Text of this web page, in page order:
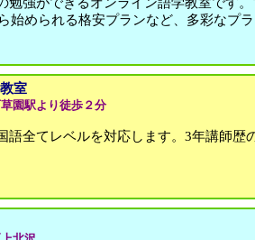
始められる格安プランなど、多彩なプ
室
園駅より徒歩２分
語全てレベルを対応します。3年講師歴